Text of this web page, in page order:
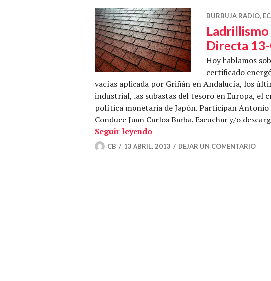
BURBUJA RADIO,
Directa
Hoy hablamos
certificado
vacías aplicada por Griñán en Andalucía, los
industrial, las subastas del tesoro en Europa, el
política monetaria de Japón. Participan Antonio
Conduce Juan Carlos Barba. Escuchar y/o
Seguir leyendoLadrillismo reincidente –
CB 13 ABRIL, 2013 DEJAR UN COMENTARIO